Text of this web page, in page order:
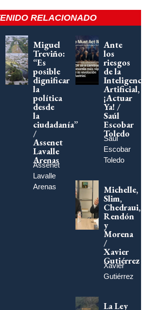
RELACIONADO
Miguel
Treviño:
“Es
posible
dignificar
la
política
desde
la
ciudadanía”
/
Assenet
Lavalle
Arenas
Assenet
Lavalle
Arenas
Ante
los
riesgos
de la
Artificial,
¡Actuar
Ya! /
Saúl
Escobar
Toledo
Saúl
Escobar
Toledo
Michelle,
Slim,
Chedraui,
Rendón
y
Morena
/
Xavier
Gutiérrez
Xavier
Gutiérrez
La Ley